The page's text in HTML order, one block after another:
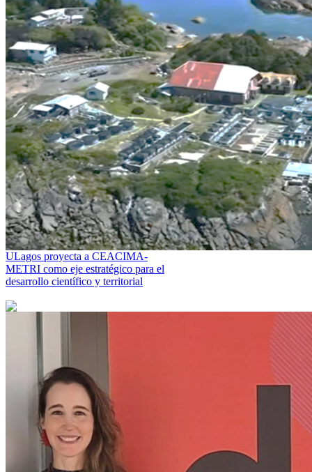
ULagos proyecta a CEACIMA-
METRI como eje estratégico para el
desarrollo científico y territorial